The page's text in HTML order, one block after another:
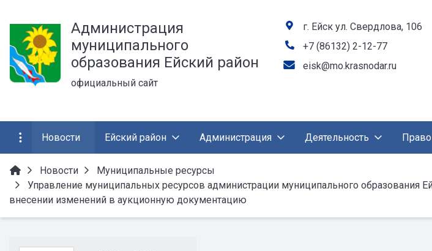
Администрация
муниципального
образования Ейский район
официальный сайт
г. Ейск ул. Свердлова, 106
+7 (86132) 2-12-77
eisk@mo.krasnodar.ru
Новости Ейский район Администрация Деятельность
Новости
Муниципальные ресурсы
Управление муниципальных ресурсов администрации муниципального образования
внесении изменений в аукционную документацию